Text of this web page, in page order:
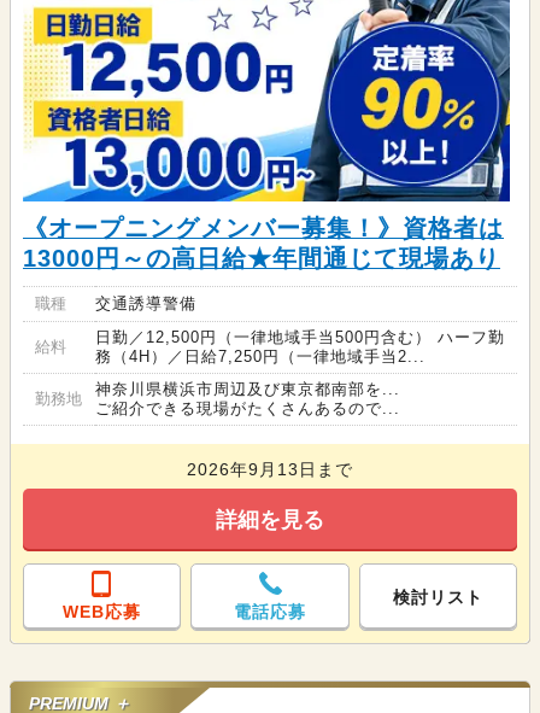
《オープニングメンバー募集！》資格者は
13000円～の高日給★年間通じて現場あり
職種 交通誘導警備
給料
日勤／12,500円（一律地域手当500円含む） ハーフ勤
務（4H）／日給7,250円（一律地域手当2...
勤務地
神奈川県横浜市周辺及び東京都南部を...
ご紹介できる現場がたくさんあるので...
2026年9月13日まで
詳細を見る
WEB応募 電話応募
検討リスト
PREMIUM ＋